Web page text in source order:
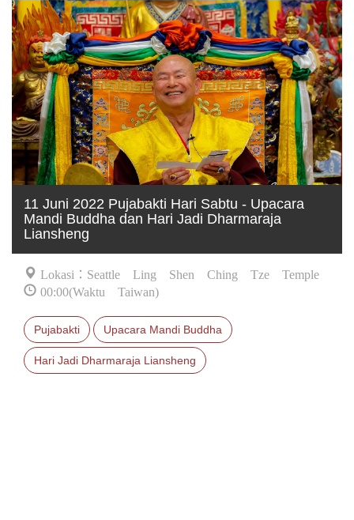
11 Juni 2022 Pujabakti Hari Sabtu - Upacara
Mandi Buddha dan Hari Jadi Dharmaraja
Liansheng
Lokasi：Seattle Ling Shen Ching Tze Temple
00:00(Waktu Taiwan)
Pujabakti Upacara Mandi Buddha
Hari Jadi Dharmaraja Liansheng